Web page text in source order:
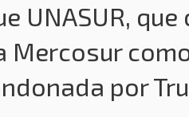
UNASUR,
Mercosur
por